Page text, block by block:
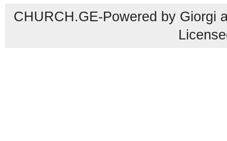
CHURCH.GE-Powered by Giorgi